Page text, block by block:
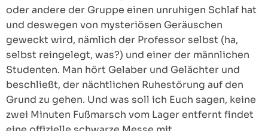
oder andere der Gruppe einen unruhigen Schlaf hat
und deswegen von mysteriösen Geräuschen
geweckt wird, nämlich der Professor selbst (ha,
selbst reingelegt, was?) und einer der männlichen
Studenten. Man hört Gelaber und Gelächter und
beschließt, der nächtlichen Ruhestörung auf den
Grund zu gehen. Und was soll ich Euch sagen, keine
zwei Minuten Fußmarsch vom Lager entfernt findet